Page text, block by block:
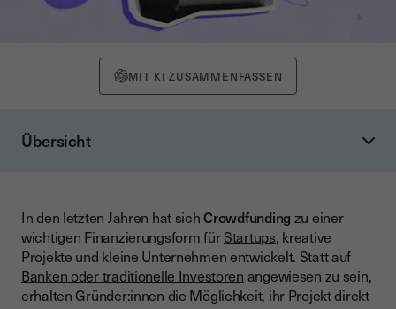
MIT KI ZUSAMMENFASSEN
Übersicht
Reward-based Crowdfunding
Equity-based Crowdfunding (Crowdinvesting)
Lending-based Crowdfunding (Crowdlending)
In den letzten Jahren hat sichCrowdfunding zu einer
wichtigen Finanzierungsform fürStartups, kreative
Projekte und kleine Unternehmen entwickelt. Statt auf
Banken oder traditionelle Investoren angewiesen zu sein,
erhalten Gründer:innen die Möglichkeit, ihr Projekt direkt